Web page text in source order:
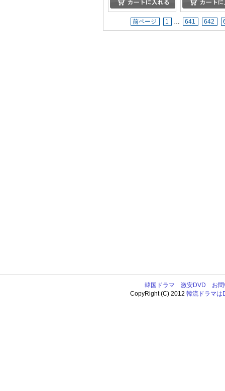
前ページ 1 … 641 642
韓国ドラマ 激安DVD
お
CopyRight (C) 2012韓流ドラマは